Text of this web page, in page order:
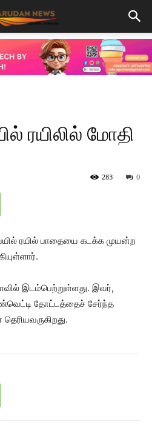
ரயிலில் மோதி
0
283
ரயில் பாதையை கடக்க முயன்ற
இடம்பெற்றுள்ளது. இவர்,
தோட்டத்தைச் சேர்ந்த